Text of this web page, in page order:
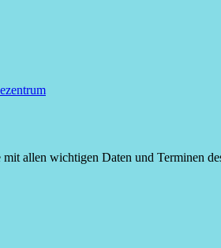
allen wichtigen Daten und Terminen